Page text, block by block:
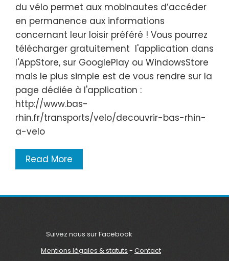
du vélo permet aux mobinautes d’accéder
en permanence aux informations
concernant leur loisir préféré ! Vous pourrez
télécharger gratuitement l'application dans
l'AppStore, sur GooglePlay ou WindowsStore
mais le plus simple est de vous rendre sur la
page dédiée à l'application :
http://www.bas-
rhin.fr/transports/velo/decouvrir-bas-rhin-
a-velo
Read More
Suivez nous sur Facebook
Mentions légales & statuts - Contact